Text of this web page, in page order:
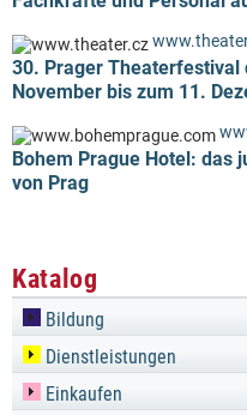
30. Prager Theaterfestival
November bis zum 11.
Bohem Prague Hotel: das
von Prag
Katalog
Bildung
Dienstleistungen
Einkaufen